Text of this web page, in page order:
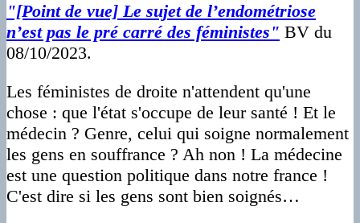
"[Point de vue] Le sujet de l’endométriose
n’est pas le pré carré des féministes" BV du
08/10/2023.
Les féministes de droite n'attendent qu'une
chose : que l'état s'occupe de leur santé ! Et le
médecin ? Genre, celui qui soigne normalement
les gens en souffrance ? Ah non ! La médecine
est une question politique dans notre france !
C'est dire si les gens sont bien soignés…